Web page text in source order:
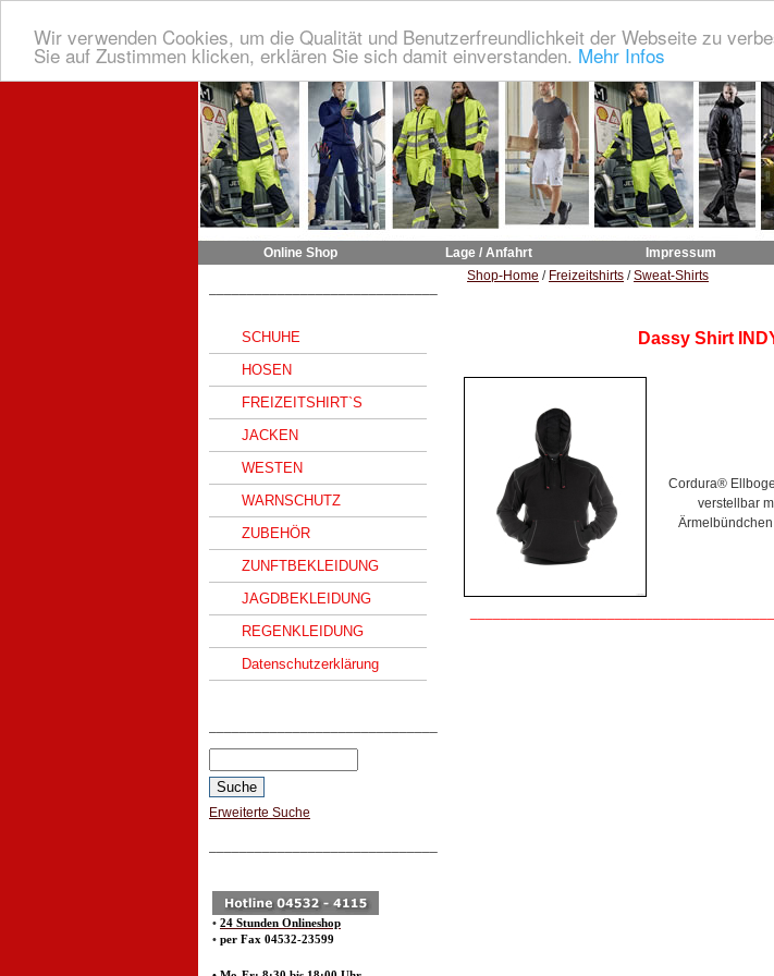
Wir verwenden Cookies, um die Qualität und Benutzerfreundlichkeit der Webseite zu
Sie auf Zustimmen klicken, erklären Sie sich damit einverstanden. Mehr Infos
Online Shop Lage / Anfahrt Impressum
SCHUHE
HOSEN
FREIZEITSHIRT`S
JACKEN
WESTEN
WARNSCHUTZ
ZUBEHÖR
ZUNFTBEKLEIDUNG
JAGDBEKLEIDUNG
REGENKLEIDUNG
Datenschutzerklärung
Erweiterte Suche
• 24 Stunden Onlineshop
• per Fax 04532-23599
Shop-Home / Freizeitshirts /Sweat-Shirts
Dassy Shirt
Cordura®
verstellbar